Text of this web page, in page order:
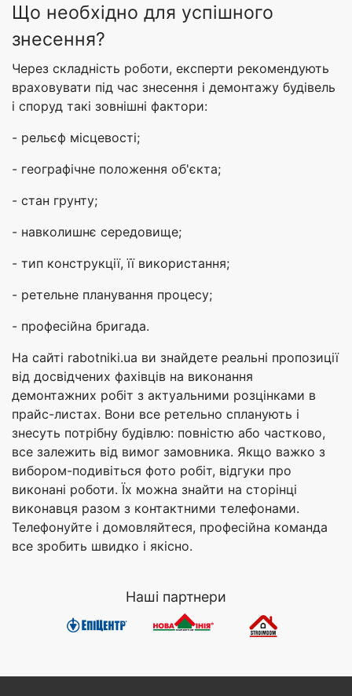
Що необхідно для успішного
знесення?
Через складність роботи, експерти рекомендують
враховувати під час знесення і демонтажу будівель
і споруд такі зовнішні фактори:
- рельєф місцевості;
- географічне положення об'єкта;
- стан грунту;
- навколишнє середовище;
- тип конструкції, її використання;
- ретельне планування процесу;
- професійна бригада.
На сайті rabotniki.ua ви знайдете реальні пропозиції
від досвідчених фахівців на виконання
демонтажних робіт з актуальними розцінками в
прайс-листах. Вони все ретельно спланують і
знесуть потрібну будівлю: повністю або частково,
все залежить від вимог замовника. Якщо важко з
вибором-подивіться фото робіт, відгуки про
виконані роботи. Їх можна знайти на сторінці
виконавця разом з контактними телефонами.
Телефонуйте і домовляйтеся, професійна команда
все зробить швидко і якісно.
Наші партнери